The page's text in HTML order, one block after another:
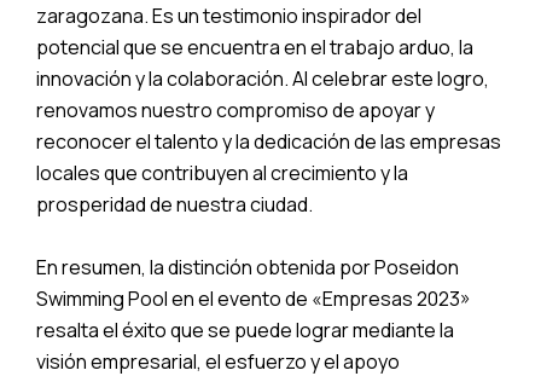
zaragozana. Es un testimonio inspirador del
potencial que se encuentra en el trabajo arduo, la
innovación y la colaboración. Al celebrar este logro,
renovamos nuestro compromiso de apoyar y
reconocer el talento y la dedicación de las empresas
locales que contribuyen al crecimiento y la
prosperidad de nuestra ciudad.
En resumen, la distinción obtenida por Poseidon
Swimming Pool en el evento de «Empresas 2023»
resalta el éxito que se puede lograr mediante la
visión empresarial, el esfuerzo y el apoyo